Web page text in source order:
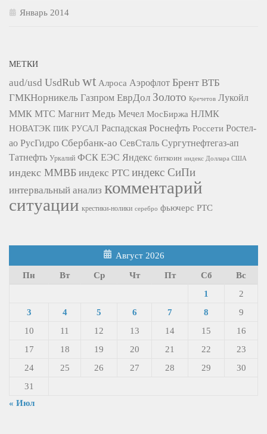
Январь 2014
МЕТКИ
aud/usd UsdRub wt Алроса Аэрофлот Брент ВТБ
ГМКНорникель Газпром ЕврДол Золото Кречетов Лукойл
ММК МТС Магнит Медь Мечел МосБиржа НЛМК
НОВАТЭК ПИК РУСАЛ Распадская Роснефть Россети Ростел-
ао РусГидро Сбербанк-ао СевСталь Сургутнефтегаз-ап
Татнефть Уркалий ФСК ЕЭС Яндекс биткоин индекс Доллара США
индекс ММВБ индекс РТС индекс СиПи
интервальный анализ комментарий
ситуации крестики-нолики серебро фьючерс РТС
Август 2026
Пн Вт Ср Чт Пт Сб
Вс
1
2
3
4 5 6 7 8
9
10
11 12 13 14 15
16
17
18 19 20 21 22
23
24
25 26 27 28 29
30
31
« Июл